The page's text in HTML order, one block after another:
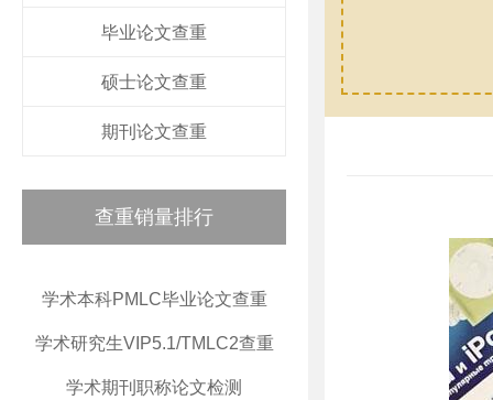
毕业论文查重
硕士论文查重
期刊论文查重
查重销量排行
学术本科PMLC毕业论文查重
学术研究生VIP5.1/TMLC2查重
学术期刊职称论文检测